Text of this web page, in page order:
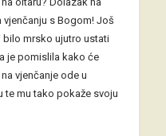
s Bogom! Još
bilo mrsko ujutro ustati
je pomislila kako će
vjenčanje ode u
te mu tako pokaže svoju